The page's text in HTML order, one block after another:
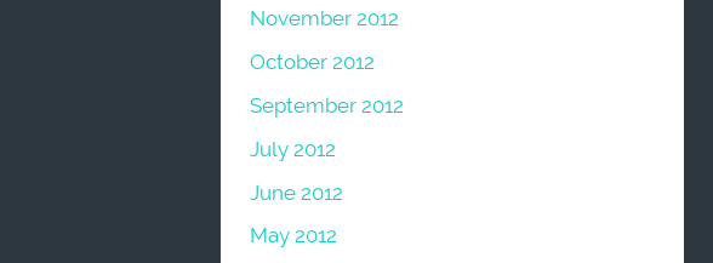
November 2012
October 2012
September 2012
July 2012
June 2012
May 2012